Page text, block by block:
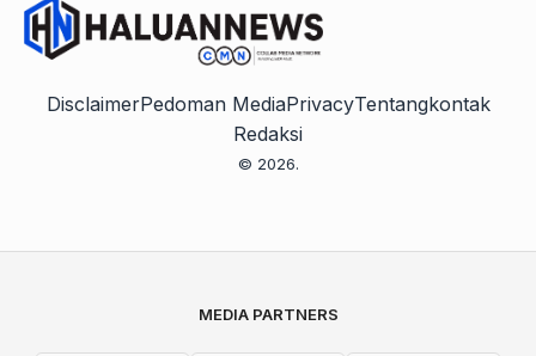
DisclaimerPedoman MediaPrivacyTentangkontak
Redaksi
© 2026.
MEDIA PARTNERS